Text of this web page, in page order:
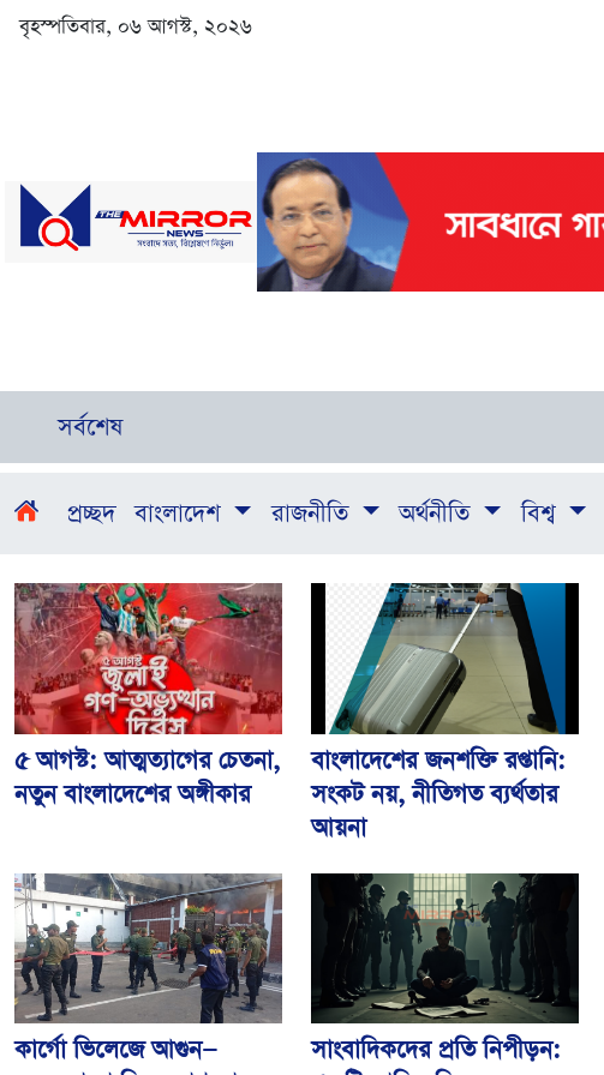
বৃহস্পতিবার, ০৬ আগস্ট, ২০২৬
সর্বশেষ
প্রচ্ছদ বাংলাদেশ রাজনীতি অর্থনীতি বিশ্ব
৫ আগস্ট: আত্মত্যাগের চেতনা,
নতুন বাংলাদেশের অঙ্গীকার
বাংলাদেশের জনশক্তি রপ্তানি:
সংকট নয়, নীতিগত ব্যর্থতার
আয়না
কার্গো ভিলেজে আগুন—
সাংবাদিকদের প্রতি নিপীড়ন: